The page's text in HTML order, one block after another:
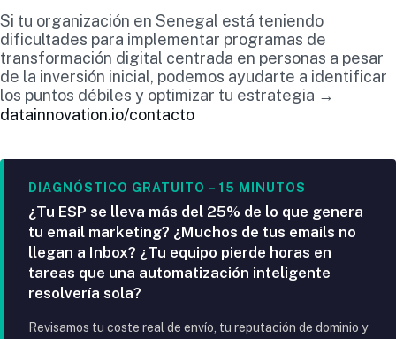
Si tu organización en Senegal está teniendo
dificultades para implementar programas de
transformación digital centrada en personas a pesar
de la inversión inicial, podemos ayudarte a identificar
los puntos débiles y optimizar tu estrategia →
datainnovation.io/contacto
DIAGNÓSTICO GRATUITO – 15 MINUTOS
¿Tu ESP se lleva más del 25% de lo que genera
tu email marketing? ¿Muchos de tus emails no
llegan a Inbox? ¿Tu equipo pierde horas en
tareas que una automatización inteligente
resolvería sola?
Revisamos tu coste real de envío, tu reputación de dominio y